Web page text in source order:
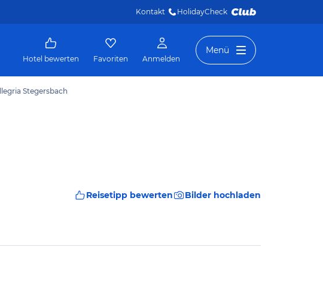
Kontakt HolidayCheck
Hotel bewerten Favoriten Anmelden
Menü
Stegersbach
Reisetipp bewerten Bilder hochladen